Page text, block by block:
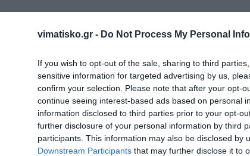
vimatisko.gr - Do Not Process My Personal
If you wish to opt-out of the sale, sharing to third
sensitive information for targeted advertising by us,
confirm your selection. Please note that after your opt-
continue seeing interest-based ads based on personal
information disclosed to third parties prior to your opt-
further disclosure of your personal information by third
participants. This information may also be disclosed by
Downstream Participants that may further disclose it to